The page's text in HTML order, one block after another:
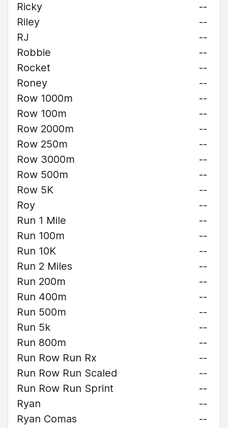
Ricky
--
Riley
--
RJ
--
Robbie
--
Rocket
--
Roney
--
Row 1000m
--
Row 100m
--
Row 2000m
--
Row 250m
--
Row 3000m
--
Row 500m
--
Row 5K
--
Roy
--
Run 1 Mile
--
Run 100m
--
Run 10K
--
Run 2 Miles
--
Run 200m
--
Run 400m
--
Run 500m
--
Run 5k
--
Run 800m
--
Run Row Run Rx
--
Run Row Run Scaled
--
Run Row Run Sprint
--
Ryan
--
Ryan Comas
--